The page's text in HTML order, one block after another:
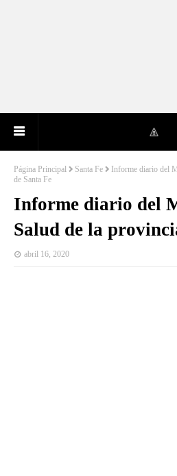
Página Principal Santa Fe
Informe diario del
de Santa Fe
Informe diario del
Salud de la
abril 16, 2020